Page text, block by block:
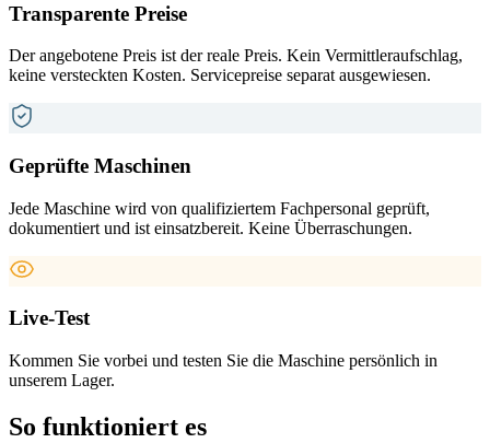
Transparente Preise
Der angebotene Preis ist der reale Preis. Kein Vermittleraufschlag,
keine versteckten Kosten. Servicepreise separat ausgewiesen.
Geprüfte Maschinen
Jede Maschine wird von qualifiziertem Fachpersonal geprüft,
dokumentiert und ist einsatzbereit. Keine Überraschungen.
Live-Test
Kommen Sie vorbei und testen Sie die Maschine persönlich in
unserem Lager.
So funktioniert es